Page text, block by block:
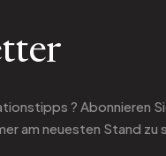
? Abonnieren
am neuesten Stand zu